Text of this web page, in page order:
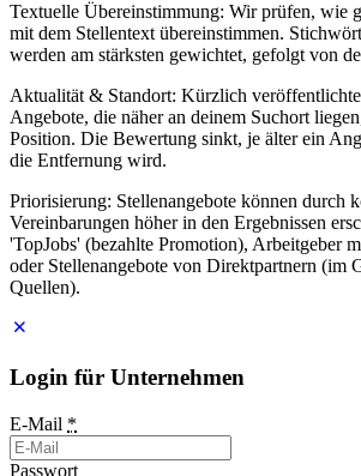
Textuelle Übereinstimmung: Wir prüfen, wie
mit dem Stellentext übereinstimmen.
werden am stärksten gewichtet, gefolgt von
Aktualität & Standort: Kürzlich veröffentlichte
Angebote, die näher an deinem Suchort
Position. Die Bewertung sinkt, je älter ein
die Entfernung wird.
Priorisierung: Stellenangebote können durch
Vereinbarungen höher in den Ergebnissen
'TopJobs' (bezahlte Promotion), Arbeitgeber
oder Stellenangebote von Direktpartnern (im
Quellen).
Login für Unternehmen
E-Mail *
Passwort